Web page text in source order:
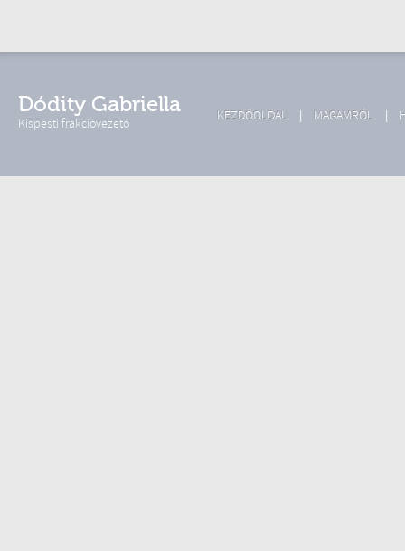
Dódity Gabriella
Kispesti frakcióvezető
KEZDŐOLDAL MAGAMRÓL